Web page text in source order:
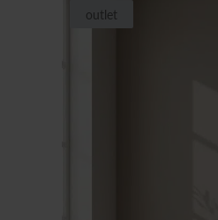
outlet